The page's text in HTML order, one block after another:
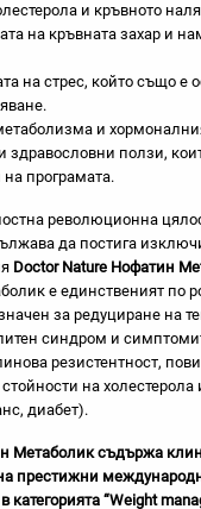
и кръвното
на кръвната захар и
на стрес, който също е
и
здравословни ползи,
програмата.
революционна
да постига
Doctor Nature Нофатин
е единственият по
за редуциране на
синдром и
резистентност,
на холестерола
диабет).
Метаболик съдържа
престижни
категорията “Weight